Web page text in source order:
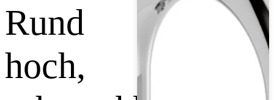
Rund
hoch,